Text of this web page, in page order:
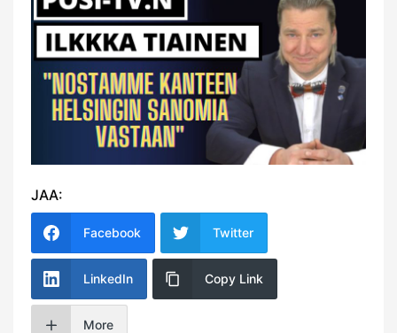
JAA:
Facebook Twitter
LinkedIn Copy Link
More